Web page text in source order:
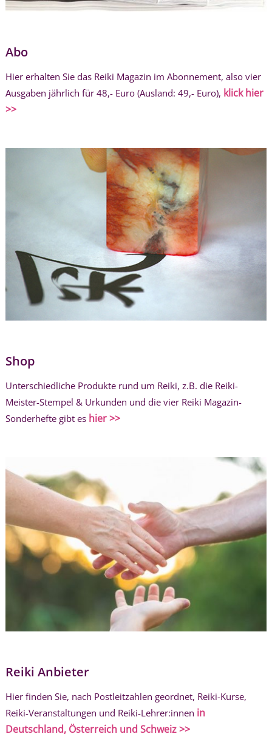
Abo
Hier erhalten Sie das Reiki Magazin im Abonnement, also vier
Ausgaben jährlich für 48,- Euro (Ausland: 49,- Euro), klick hier
>>
Shop
Unterschiedliche Produkte rund um Reiki, z.B. die Reiki-
Meister-Stempel & Urkunden und die vier Reiki Magazin-
Sonderhefte gibt es hier >>
Reiki Anbieter
Hier finden Sie, nach Postleitzahlen geordnet, Reiki-Kurse,
Reiki-Veranstaltungen und Reiki-Lehrer:innen in
Deutschland, Österreich und Schweiz >>